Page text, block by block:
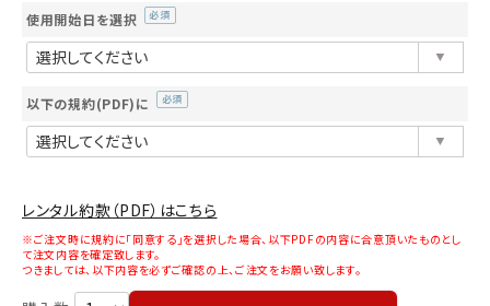
使用開始日を選択
須)
以下の規約(PDF)に
レンタル約款（PDF）はこちら
※ご注文時に規約に「同意する」を選択した場合、以下PDFの内容に合意頂いたものとし
て注文内容を確定致します。
つきましては、以下内容を必ずご確認の上、ご注文をお願い致します。